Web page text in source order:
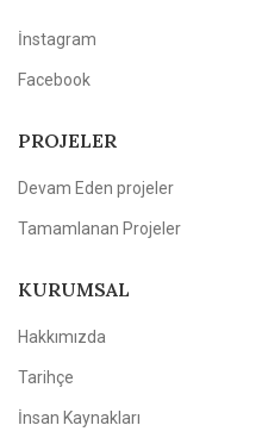
İnstagram
Facebook
PROJELER
Devam Eden projeler
Tamamlanan Projeler
KURUMSAL
Hakkımızda
Tarihçe
İnsan Kaynakları